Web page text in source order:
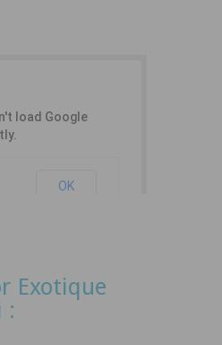
load Google
OK
Exotique
: